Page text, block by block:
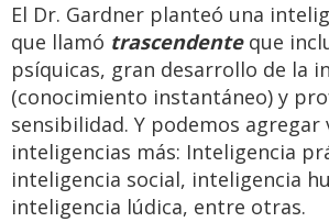
El Dr. Gardner planteó una
que llamó trascendenteque
psíquicas, gran desarrollo de la
(conocimiento instantáneo) y
sensibilidad. Y podemos agregar
inteligencias más: Inteligencia
inteligencia social, inteligencia
inteligencia lúdica, entre otras.